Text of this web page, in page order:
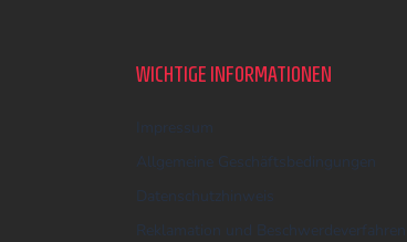
WICHTIGE INFORMATIONEN
Impressum
Allgemeine Geschäftsbedingungen
Datenschutzhinweis
Reklamation und Beschwerdeverfahren